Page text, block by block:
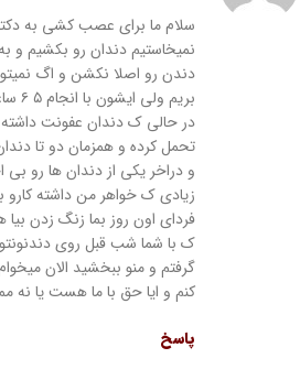
سلام ما برای عصب کشی به
نمیخاستیم دندان رو بکشیم
دندن رو اصلا نکشن و اگ
در حالی ک دندان عفونت
تحمل کرده و همزمان دو تا
و دراخر یکی از دندان ها رو بی
فردای اون روز بما زنگ زدن
ک با شما شب قبل روی
گرفتم و منو ببخشید الان
کنم و ایا حق با ما هست یا نه
پاسخ